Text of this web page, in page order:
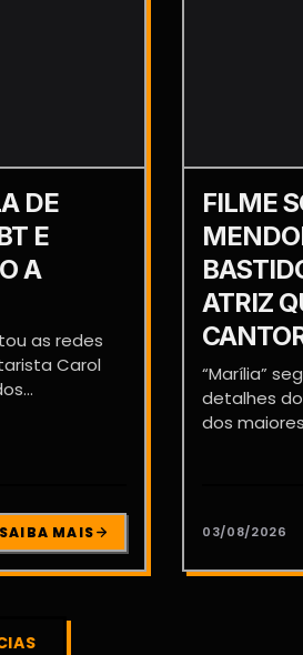
DE
E
A
as redes
Carol
SAIBA MAIS
FILME
ATRIZ
“Marília”
detalhes
dos
03/08/2026